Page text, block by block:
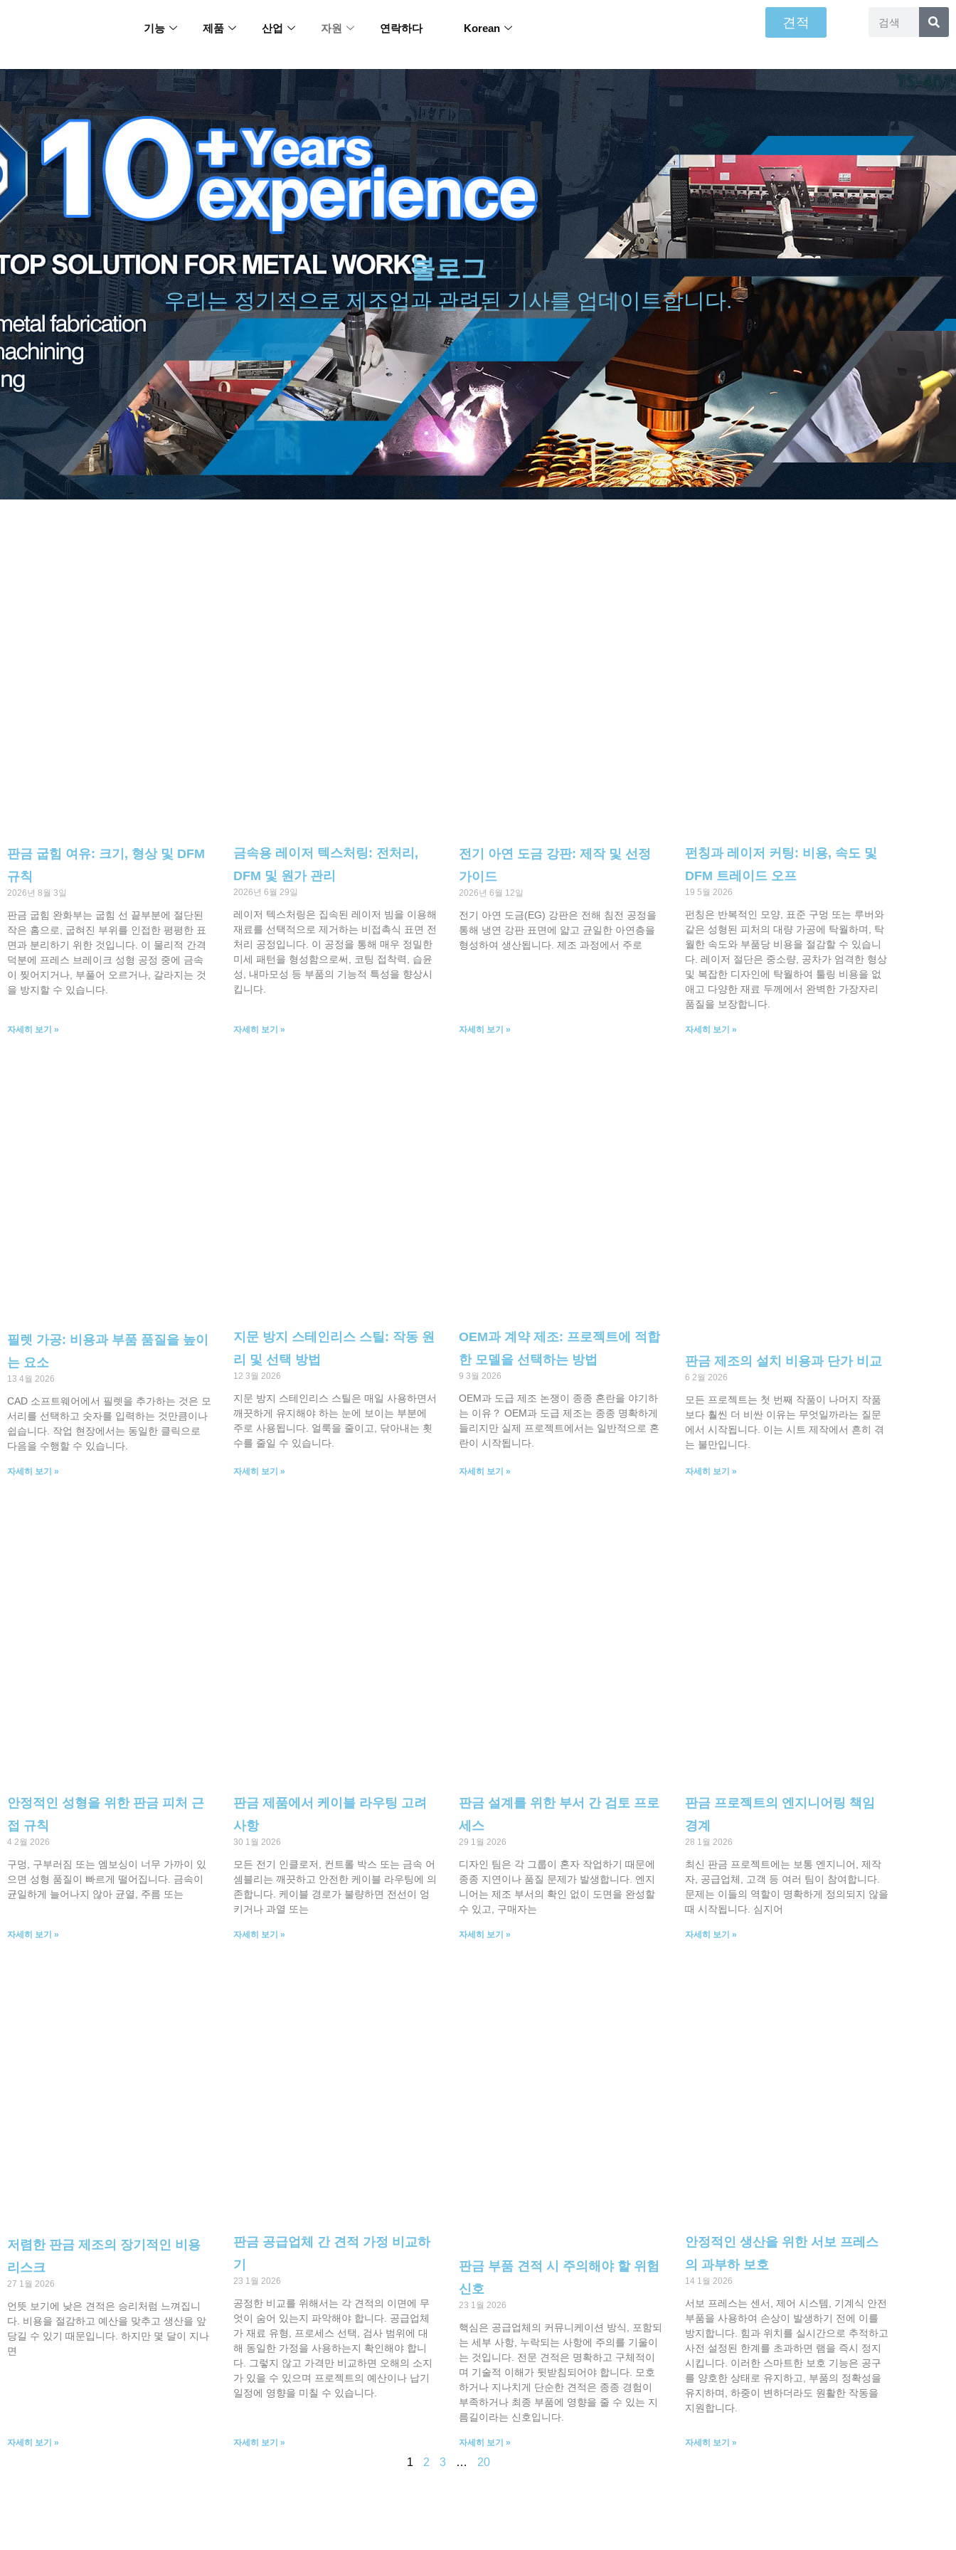
기능 제품 산업 자원 연락하다 Korean 견적
블로그
우리는 정기적으로 제조업과 관련된 기사를 업데이트합니다.
판금 굽힘 여유: 크기, 형상 및 DFM
규칙
2026년 8월 3일
판금 굽힘 완화부는 굽힘 선 끝부분에 절단된
작은 홈으로, 굽혀진 부위를 인접한 평평한 표
면과 분리하기 위한 것입니다. 이 물리적 간격
덕분에 프레스 브레이크 성형 공정 중에 금속
이 찢어지거나, 부풀어 오르거나, 갈라지는 것
을 방지할 수 있습니다.
자세히 보기 »
금속용 레이저 텍스처링: 전처리,
DFM 및 원가 관리
2026년 6월 29일
레이저 텍스처링은 집속된 레이저 빔을 이용해
재료를 선택적으로 제거하는 비접촉식 표면 전
처리 공정입니다. 이 공정을 통해 매우 정밀한
미세 패턴을 형성함으로써, 코팅 접착력, 습윤
성, 내마모성 등 부품의 기능적 특성을 향상시
킵니다.
자세히 보기 »
전기 아연 도금 강판: 제작 및 선정
가이드
2026년 6월 12일
전기 아연 도금(EG) 강판은 전해 침전 공정을
통해 냉연 강판 표면에 얇고 균일한 아연층을
형성하여 생산됩니다. 제조 과정에서 주로
자세히 보기 »
펀칭과 레이저 커팅: 비용, 속도 및
DFM 트레이드 오프
19 5월 2026
펀칭은 반복적인 모양, 표준 구멍 또는 루버와
같은 성형된 피처의 대량 가공에 탁월하며, 탁
월한 속도와 부품당 비용을 절감할 수 있습니
다. 레이저 절단은 중소량, 공차가 엄격한 형상
및 복잡한 디자인에 탁월하여 툴링 비용을 없
애고 다양한 재료 두께에서 완벽한 가장자리
품질을 보장합니다.
자세히 보기 »
필렛 가공: 비용과 부품 품질을 높이
는 요소
13 4월 2026
CAD 소프트웨어에서 필렛을 추가하는 것은 모
서리를 선택하고 숫자를 입력하는 것만큼이나
쉽습니다. 작업 현장에서는 동일한 클릭으로
다음을 수행할 수 있습니다.
자세히 보기 »
지문 방지 스테인리스 스틸: 작동 원
리 및 선택 방법
12 3월 2026
지문 방지 스테인리스 스틸은 매일 사용하면서
깨끗하게 유지해야 하는 눈에 보이는 부분에
주로 사용됩니다. 얼룩을 줄이고, 닦아내는 횟
수를 줄일 수 있습니다.
자세히 보기 »
OEM과 계약 제조: 프로젝트에 적합
한 모델을 선택하는 방법
9 3월 2026
OEM과 도급 제조 논쟁이 종종 혼란을 야기하
는 이유？ OEM과 도급 제조는 종종 명확하게
들리지만 실제 프로젝트에서는 일반적으로 혼
란이 시작됩니다.
자세히 보기 »
판금 제조의 설치 비용과 단가 비교
6 2월 2026
모든 프로젝트는 첫 번째 작품이 나머지 작품
보다 훨씬 더 비싼 이유는 무엇일까라는 질문
에서 시작됩니다. 이는 시트 제작에서 흔히 겪
는 불만입니다.
자세히 보기 »
안정적인 성형을 위한 판금 피처 근
접 규칙
4 2월 2026
구멍, 구부러짐 또는 엠보싱이 너무 가까이 있
으면 성형 품질이 빠르게 떨어집니다. 금속이
균일하게 늘어나지 않아 균열, 주름 또는
자세히 보기 »
판금 제품에서 케이블 라우팅 고려
사항
30 1월 2026
모든 전기 인클로저, 컨트롤 박스 또는 금속 어
셈블리는 깨끗하고 안전한 케이블 라우팅에 의
존합니다. 케이블 경로가 불량하면 전선이 엉
키거나 과열 또는
자세히 보기 »
판금 설계를 위한 부서 간 검토 프로
세스
29 1월 2026
디자인 팀은 각 그룹이 혼자 작업하기 때문에
종종 지연이나 품질 문제가 발생합니다. 엔지
니어는 제조 부서의 확인 없이 도면을 완성할
수 있고, 구매자는
자세히 보기 »
판금 프로젝트의 엔지니어링 책임
경계
28 1월 2026
최신 판금 프로젝트에는 보통 엔지니어, 제작
자, 공급업체, 고객 등 여러 팀이 참여합니다.
문제는 이들의 역할이 명확하게 정의되지 않을
때 시작됩니다. 심지어
자세히 보기 »
저렴한 판금 제조의 장기적인 비용
리스크
27 1월 2026
언뜻 보기에 낮은 견적은 승리처럼 느껴집니
다. 비용을 절감하고 예산을 맞추고 생산을 앞
당길 수 있기 때문입니다. 하지만 몇 달이 지나
면
자세히 보기 »
판금 공급업체 간 견적 가정 비교하
기
23 1월 2026
공정한 비교를 위해서는 각 견적의 이면에 무
엇이 숨어 있는지 파악해야 합니다. 공급업체
가 재료 유형, 프로세스 선택, 검사 범위에 대
해 동일한 가정을 사용하는지 확인해야 합니
다. 그렇지 않고 가격만 비교하면 오해의 소지
가 있을 수 있으며 프로젝트의 예산이나 납기
일정에 영향을 미칠 수 있습니다.
자세히 보기 »
판금 부품 견적 시 주의해야 할 위험
신호
23 1월 2026
핵심은 공급업체의 커뮤니케이션 방식, 포함되
는 세부 사항, 누락되는 사항에 주의를 기울이
는 것입니다. 전문 견적은 명확하고 구체적이
며 기술적 이해가 뒷받침되어야 합니다. 모호
하거나 지나치게 단순한 견적은 종종 경험이
부족하거나 최종 부품에 영향을 줄 수 있는 지
름길이라는 신호입니다.
자세히 보기 »
안정적인 생산을 위한 서보 프레스
의 과부하 보호
14 1월 2026
서보 프레스는 센서, 제어 시스템, 기계식 안전
부품을 사용하여 손상이 발생하기 전에 이를
방지합니다. 힘과 위치를 실시간으로 추적하고
사전 설정된 한계를 초과하면 램을 즉시 정지
시킵니다. 이러한 스마트한 보호 기능은 공구
를 양호한 상태로 유지하고, 부품의 정확성을
유지하며, 하중이 변하더라도 원활한 작동을
지원합니다.
자세히 보기 »
1 2 3 … 20